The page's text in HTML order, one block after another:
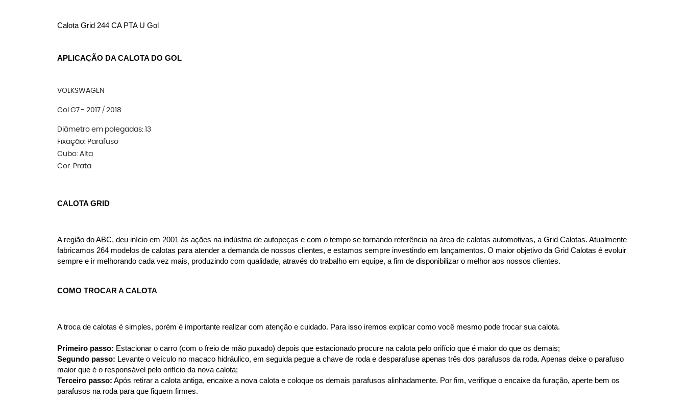
Calota Grid 244 CA PTA U Gol
APLICAÇÃO DA CALOTA DO GOL
VOLKSWAGEN
Gol G7 - 2017 / 2018
Diâmetro em polegadas: 13
Fixação: Parafuso
Cubo: Alta
Cor: Prata
CALOTA GRID
A região do ABC, deu início em 2001 às ações na indústria de autopeças e com o tempo se tornando referência na área de calotas automotivas, a Grid Calotas. Atualmente
fabricamos 264 modelos de calotas para atender a demanda de nossos clientes, e estamos sempre investindo em lançamentos. O maior objetivo da Grid Calotas é evoluir
sempre e ir melhorando cada vez mais, produzindo com qualidade, através do trabalho em equipe, a fim de disponibilizar o melhor aos nossos clientes.
COMO TROCAR A CALOTA
A troca de calotas é simples, porém é importante realizar com atenção e cuidado. Para isso iremos explicar como você mesmo pode trocar sua calota.
Primeiro passo: Estacionar o carro (com o freio de mão puxado) depois que estacionado procure na calota pelo orifício que é maior do que os demais;
Segundo passo: Levante o veículo no macaco hidráulico, em seguida pegue a chave de roda e desparafuse apenas três dos parafusos da roda. Apenas deixe o parafuso
maior que é o responsável pelo orifício da nova calota;
Terceiro passo: Após retirar a calota antiga, encaixe a nova calota e coloque os demais parafusos alinhadamente. Por fim, verifique o encaixe da furação, aperte bem os
parafusos na roda para que fiquem firmes.